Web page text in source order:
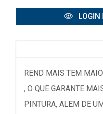
LOGIN
REND MAIS TEM
, O QUE GARANTE
PINTURA, ALEM DE